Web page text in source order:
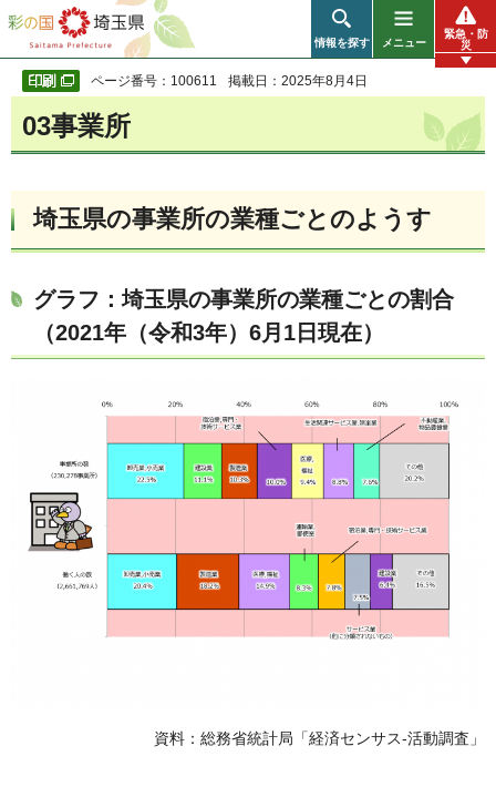
彩の国 埼玉県
情報を探す メニュー
緊急・防
災
ページ番号：100611 掲載日：2025年8月4日
03事業所
埼玉県の事業所の業種ごとのようす
グラフ：埼玉県の事業所の業種ごとの割合
（2021年（令和3年）6月1日現在）
資料：総務省統計局「経済センサス-活動調査」